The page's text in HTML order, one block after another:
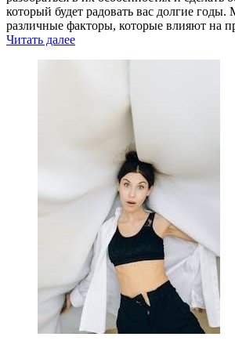
который будет радовать вас долгие
различные факторы, которые влияют на
Читать далее